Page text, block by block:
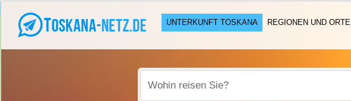
UNTERKUNFT TOSKANA REGIONEN UND ORTE
Wohin reisen Sie?